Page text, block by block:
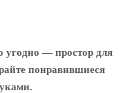
угодно — простор для
понравившиеся